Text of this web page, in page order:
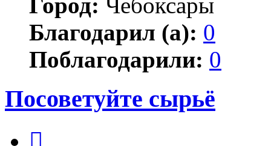
Благодарил (а): 0
Поблагодарили: 0
Посоветуйте сырьё